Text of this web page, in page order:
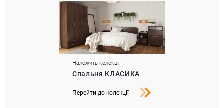
Належить колекції:
Спальня КЛАСИКА
Перейти до колекції